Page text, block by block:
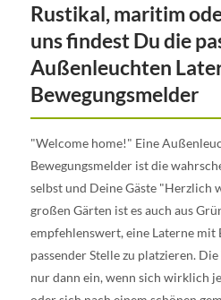
Rustikal, maritim
uns findest Du die
Außenleuchten
Bewegungsmelder
"Welcome home!" Eine
Bewegungsmelder ist die
selbst und Deine Gäste "Herzlich
großen Gärten ist es auch aus
empfehlenswert, eine Laterne mit
passender Stelle zu platzieren. Die
nur dann ein, wenn sich wirklich